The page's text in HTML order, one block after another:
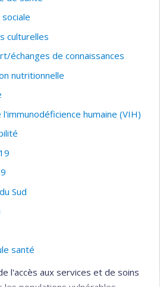
culturelles
échanges de connaissances
nutritionnelle
l'immunodéficience humaine (VIH)
Sud
santé
l'accès aux services et de soins